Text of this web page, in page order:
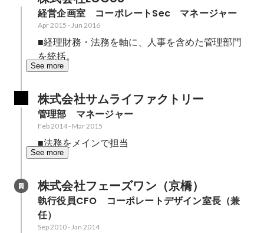
経営企画室　コーポレートSec　マネージャー
Apr 2015 -Jun 2016
■経理財務・法務を軸に、人事を含めた管理部門
を統括。
See more
株式会社サムライファクトリー
管理部　マネージャー
Feb 2014- Mar 2015
■法務をメインで担当
See more
株式会社フェーズワン（京橋）
執行役員CFO　コーポレートデザイン室長（兼
任）
Sep 2010-Jan 2014